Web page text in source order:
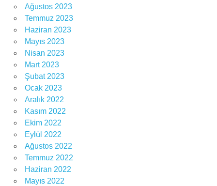
Ağustos 2023
Temmuz 2023
Haziran 2023
Mayıs 2023
Nisan 2023
Mart 2023
Şubat 2023
Ocak 2023
Aralık 2022
Kasım 2022
Ekim 2022
Eylül 2022
Ağustos 2022
Temmuz 2022
Haziran 2022
Mayıs 2022